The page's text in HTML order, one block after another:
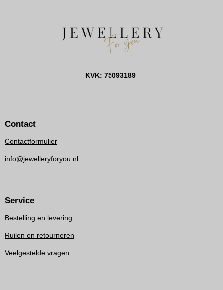
KVK: 75093189
Contact
Contactformulier
info@jewelleryforyou.nl
Service
Bestelling en levering
Ruilen en retourneren
Veelgestelde vragen